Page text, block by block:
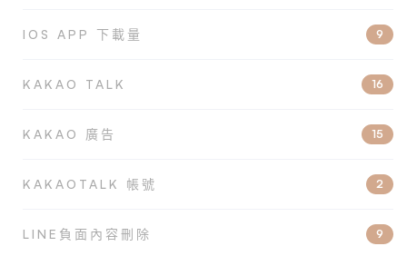
IOS APP 下載量 9
KAKAO TALK 16
KAKAO 廣告 15
KAKAOTALK 帳號 2
LINE負面內容刪除 9